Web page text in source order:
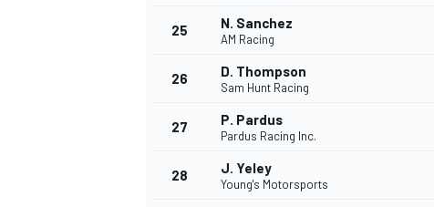
25 N. Sanchez
AM Racing
26 D. Thompson
Sam Hunt Racing
27 P. Pardus
Pardus Racing Inc.
28 J. Yeley
Young's Motorsports